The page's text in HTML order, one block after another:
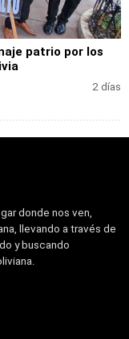
patrio por los
2 días
donde nos ven,
llevando a través de
y buscando